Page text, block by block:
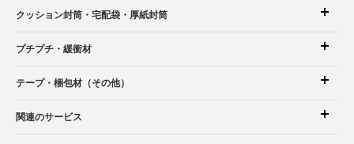
クッション封筒 ・宅配袋 ・厚紙封筒
プチプチ・緩衝材
テープ・梱包材（その他）
関連のサービス